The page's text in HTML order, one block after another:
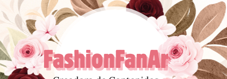
al
contenido